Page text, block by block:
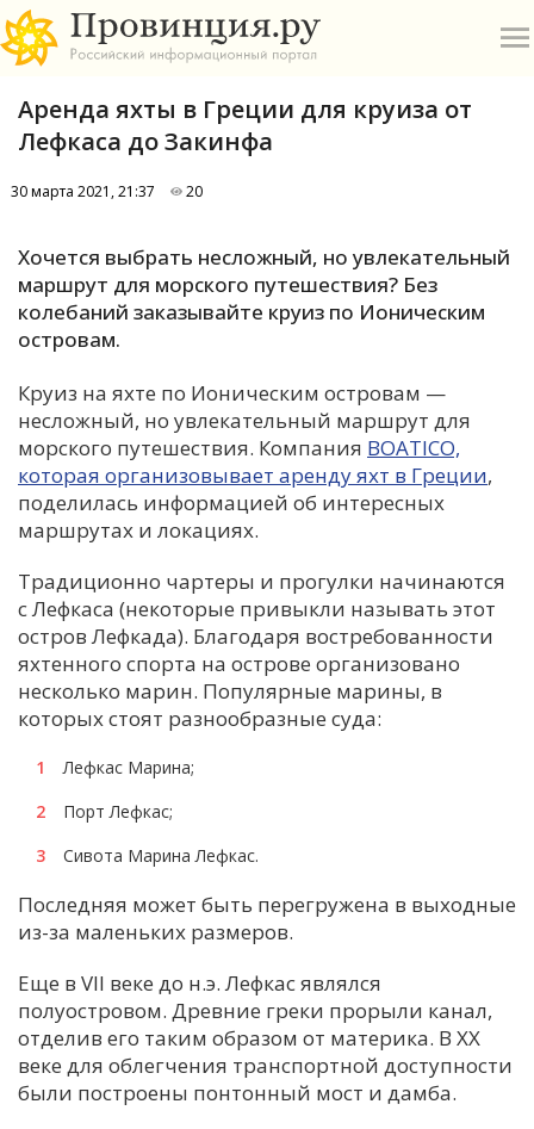
А
В
Е
И
М
Н
О
Р
Т
Я
Аренда яхты в Греции для круиза от
Лефкаса до Закинфа
30 марта 2021, 21:37 20
Хочется выбрать несложный, но увлекательный
маршрут для морского путешествия? Без
колебаний заказывайте круиз по Ионическим
островам.
Круиз на яхте по Ионическим островам —
несложный, но увлекательный маршрут для
морского путешествия. Компания BOATICO,
которая организовывает аренду яхт в Греции,
поделилась информацией об интересных
маршрутах и локациях.
Традиционно чартеры и прогулки начинаются
с Лефкаса (некоторые привыкли называть этот
остров Лефкада). Благодаря востребованности
яхтенного спорта на острове организовано
несколько марин. Популярные марины, в
которых стоят разнообразные суда:
Лефкас Марина;
Порт Лефкас;
Сивота Марина Лефкас.
Последняя может быть перегружена в выходные
из-за маленьких размеров.
Еще в VII веке до н.э. Лефкас являлся
полуостровом. Древние греки прорыли канал,
отделив его таким образом от материка. В XX
веке для облегчения транспортной доступности
были построены понтонный мост и дамба.